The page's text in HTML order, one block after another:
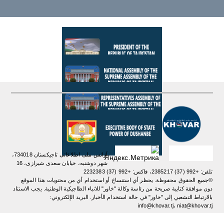
آژانس ملی اطلاعاتی تاجیکستان 734018،
شهر دوشنبه، خیابان سعدی شیرازی، 16
تلفن: +992 (37) 2385217، فاکس: +992 (37) 2232383
©جميع الحقوق محفوظة. يحظر أي استنساخ أو استخدام أي من محتويات هذا الموقع
دون موافقة كتابية صريحة من رئاسة وكالة "خاور" للانباء الطاجيكية الوطنية. یجب الاستناد
بالارتباط التشعبي إلى "خاور" في حالة استخدام الأخبار. البريد الإلكتروني:
info@khovar.tj، niat@khovar.tj